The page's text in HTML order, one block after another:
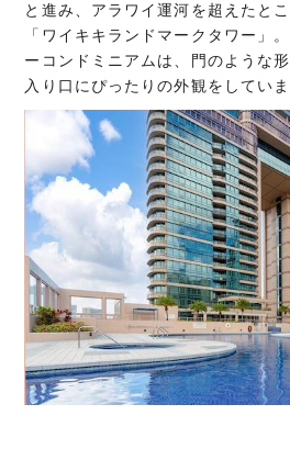
と進み、アラワイ運河を超えたと
「ワイキキランドマークタワー」
ーコンドミニアムは、門のような
入り口にぴったりの外観をしていま